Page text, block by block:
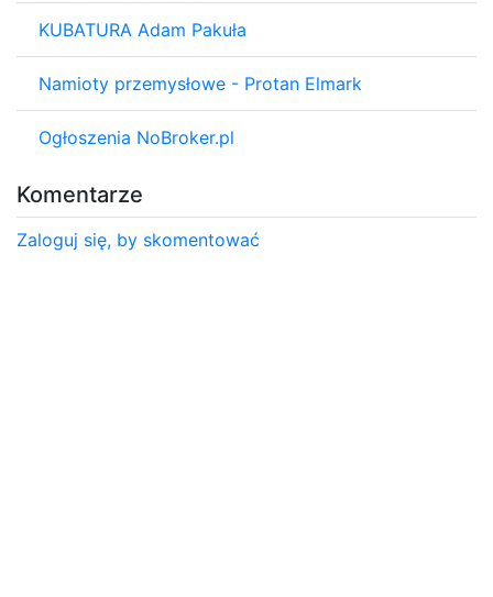
KUBATURA Adam Pakuła
Namioty przemysłowe - Protan Elmark
Ogłoszenia NoBroker.pl
Komentarze
Zaloguj się, by skomentować